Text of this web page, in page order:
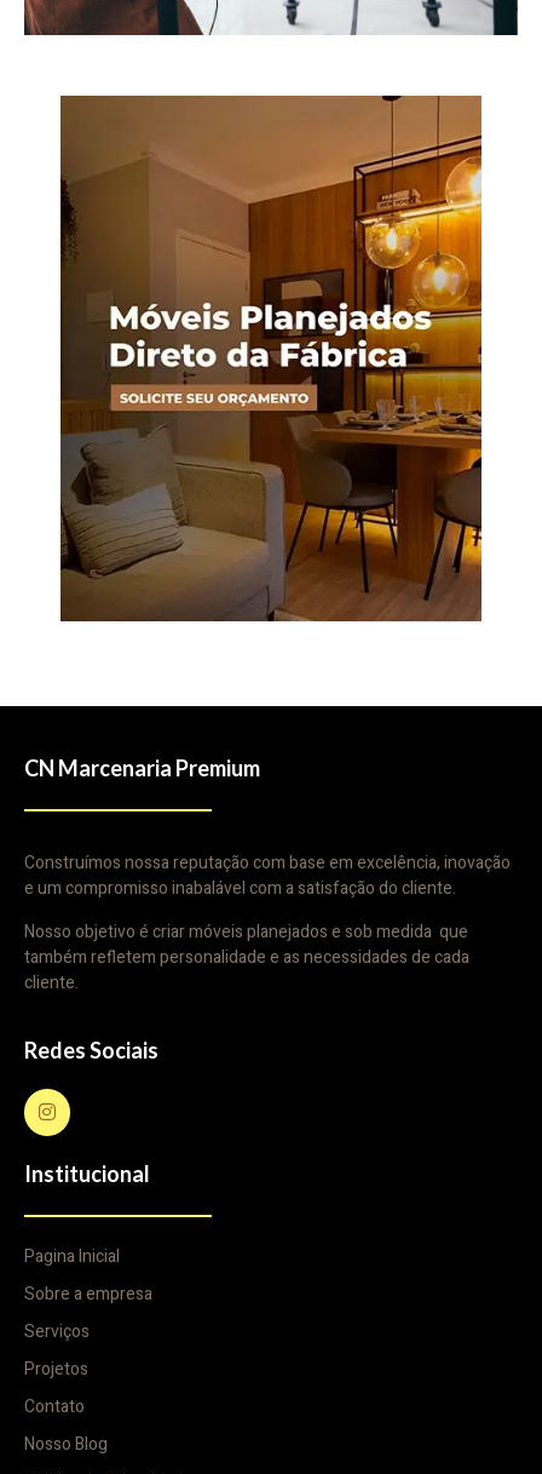
CN Marcenaria Premium
Construímos nossa reputação com base em excelência, inovação
e um compromisso inabalável com a satisfação do cliente.
Nosso objetivo é criar móveis planejados e sob medida que
também refletem personalidade e as necessidades de cada
cliente.
Redes Sociais
Institucional
Pagina Inicial
Sobre a empresa
Serviços
Projetos
Contato
Nosso Blog